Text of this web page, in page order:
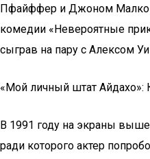
Пфайффер и Джоном
комедии «Невероятные
сыграв на пару с Алексом
«Мой личный штат
В 1991 году на экраны
ради которого актер